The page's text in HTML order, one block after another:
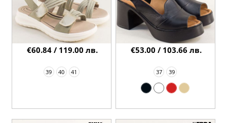
39 40 41
€60.84 / 119.00 лв.
37 39
€53.00 / 103.66 лв.